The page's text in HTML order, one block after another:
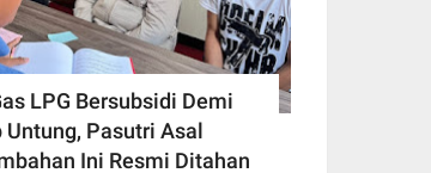
LPG Bersubsidi Demi
Untung, Pasutri Asal
Ini Resmi Ditahan